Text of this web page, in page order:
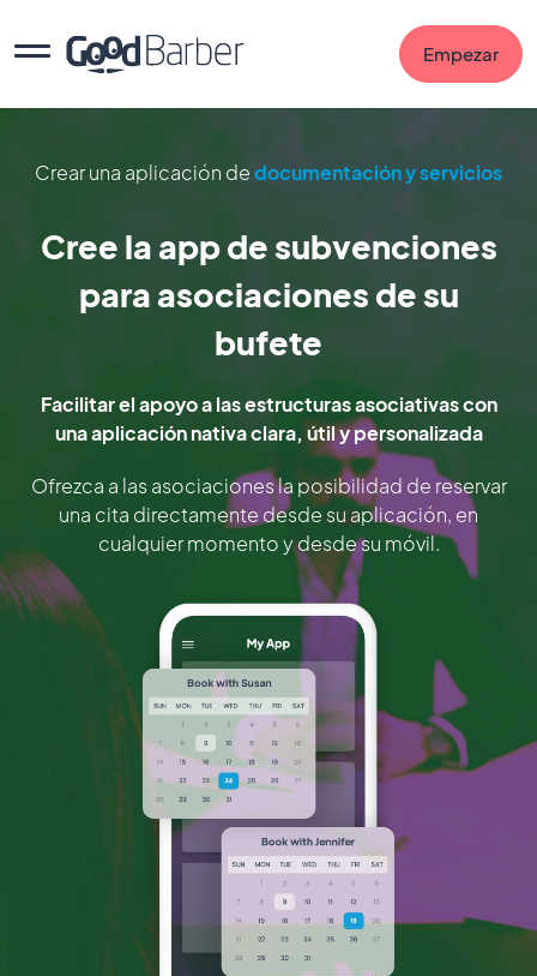
Empezar
Crear una aplicación dedocumentación y servicios
Cree la app de subvenciones
para asociaciones de su
bufete
Facilitar el apoyo a las estructuras asociativas con
una aplicación nativa clara, útil y personalizada
Ofrezca a las asociaciones la posibilidad de reservar
una cita directamente desde su aplicación, en
cualquier momento y desde su móvil.